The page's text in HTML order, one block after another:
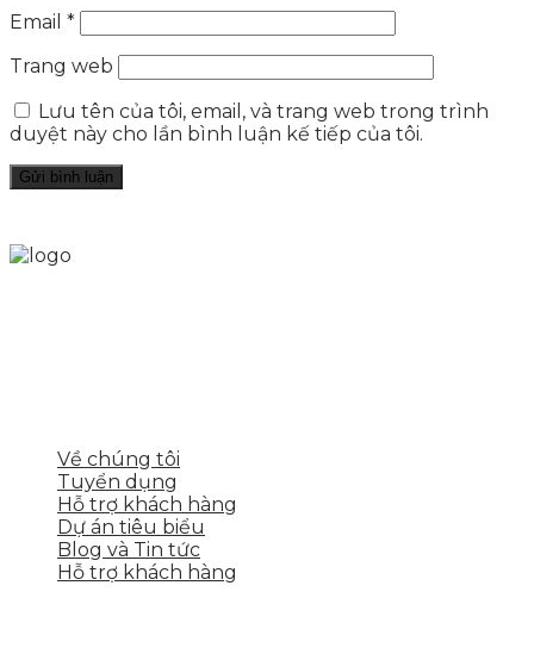
Email *
Trang web
Lưu tên của tôi, email, và trang web trong trình
duyệt này cho lần bình luận kế tiếp của tôi.
Về chúng tôi
Tuyển dụng
Hỗ trợ khách hàng
Dự án tiêu biểu
Blog và Tin tức
Hỗ trợ khách hàng